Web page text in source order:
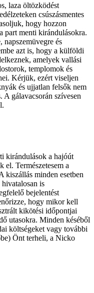
laza öltözködést
csúszásmentes
hogy hozzon
part menti kirándulásokra.
napszemüvegre és
azt is, hogy a külföldi
amelyek vallási
templomok és
Kérjük, ezért viseljen
és ujjatlan felsők nem
A gálavacsorán szívesen
kirándulások a hajóút
el. Természetesem a
kiszállás minden esetben
hivatalosan is
bejelentést
hogy mikor kell
kikötési időpontjai
utasokra. Minden késéből
költségeket vagy további
Önt terheli, a Nicko